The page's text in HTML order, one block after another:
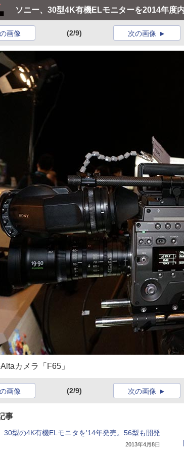
ソニー、30型4K有機ELモニターを2014年度
画像 (2/9) 次の画像
カメラ「F65」
画像 (2/9) 次の画像
事
30型の4K有機ELモニタを'14年発売。56型も開発
2013年4月8日